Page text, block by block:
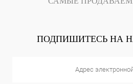
ПОДПИШИТЕСЬ НА